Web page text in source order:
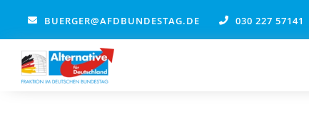
springen
BUERGER@AFDBUNDESTAG.DE 030 227 57141